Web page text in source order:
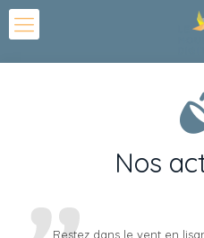
Nos
Restez dans le vent en